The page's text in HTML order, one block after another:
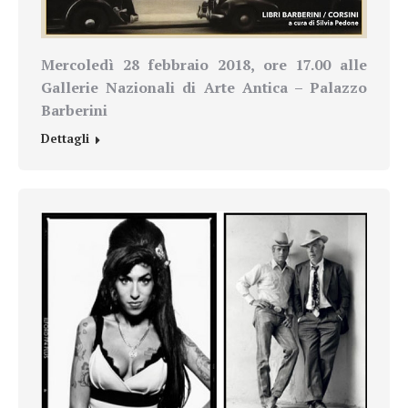
Mercoledì 28 febbraio 2018, ore 17.00 alle
Gallerie Nazionali di Arte Antica – Palazzo
Barberini
Dettagli